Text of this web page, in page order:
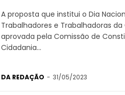
A proposta que institui o Dia
Trabalhadores e Trabalhadoras
aprovada pela Comissão de
Cidadania...
DA REDAÇÃO - 31/05/2023